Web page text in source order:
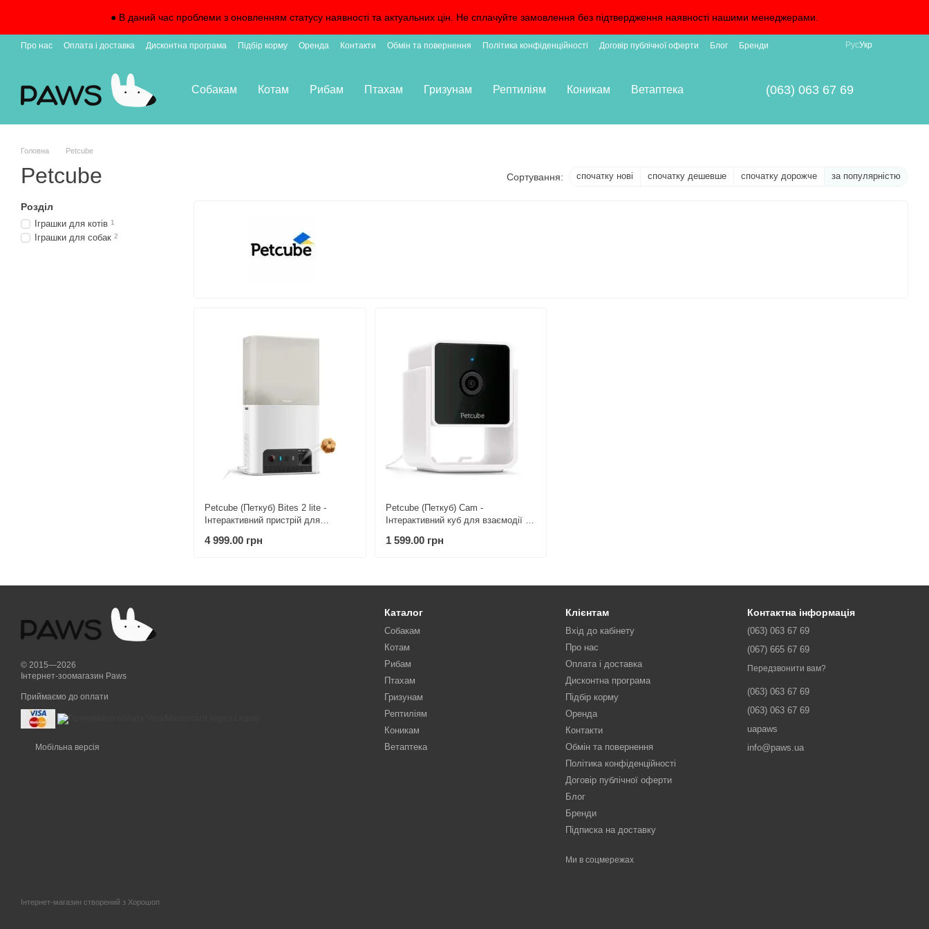
● В даний час проблеми з оновленням статусу наявності та актуальних цін. Не сплачуйте замовлення без підтвердження наявності нашими менеджерами.
Про нас Оплата і доставка Дисконтна програма Підбір корму Оренда Контакти Обмін та повернення Політика конфіденційності Договір публічної оферти Блог
Бренди
РусУкр
Собакам Котам Рибам Птахам Гризунам Рептиліям Коникам Ветаптека (063) 063 67 69
Головна Petcube
Petcube Сортування: спочатку нові спочатку дешевше спочатку дорожче за популярністю
Petcube (Петкуб) Bites 2 lite -
Інтерактивний пристрій для
улюбленцем
4 999.00 грн
Petcube (Петкуб) Сam -
Інтерактивний куб для взаємодії з
1 599.00 грн
Розділ
Іграшки для котів 1
Іграшки для собак 2
© 2015—2026
Інтернет-зоомагазин Paws
Приймаємо до оплати
Мобільна версія
Інтернет-магазин створений з Хорошоп
Каталог
Собакам
Котам
Рибам
Птахам
Гризунам
Рептиліям
Коникам
Ветаптека
Клієнтам
Вхід до кабінету
Про нас
Оплата і доставка
Дисконтна програма
Підбір корму
Оренда
Контакти
Обмін та повернення
Політика конфіденційності
Договір публічної оферти
Блог
Бренди
Підписка на доставку
Ми в соцмережах
Контактна інформація
(063) 063 67 69
(067) 665 67 69
Передзвонити вам?
(063) 063 67 69
(063) 063 67 69
uapaws
info@paws.ua